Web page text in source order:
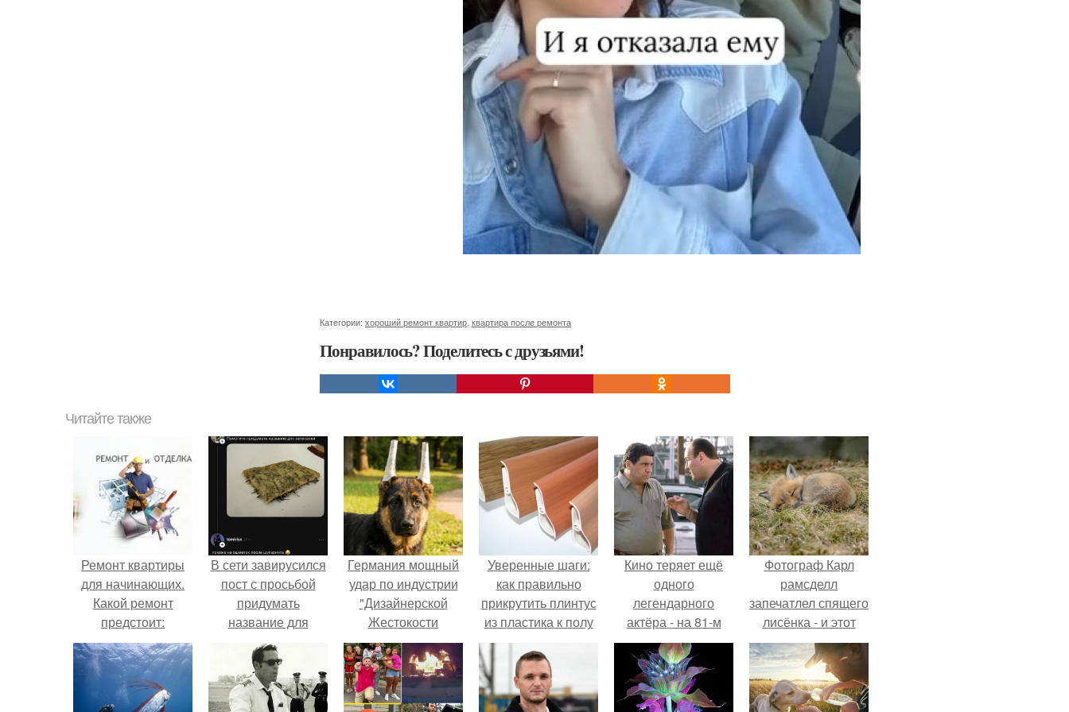
Категории: хороший ремонт квартир квартира после ремонта
Понравилось? Поделитесь с друзьями!
Читайте также
Ремонт квартиры
для начинающих.
Какой ремонт
предстоит:
косметический или
капитальный
В сети завирусился
пост с просьбой
придумать
название для
домашней
запеканки.
Германия мощный
удар по индустрии
"Дизайнерской
Жестокости
нанесла".
Уверенные шаги:
как правильно
прикрутить плинтус
из пластика к полу
Кино теряет ещё
одного
легендарного
актёра - на 81-м
году жизни не стало
Винсента пасторе.
Фотограф Карл
рамсделл
запечатлел спящего
лисёнка - и этот
кадр способен
растопить даже
самое суровое
сердце.